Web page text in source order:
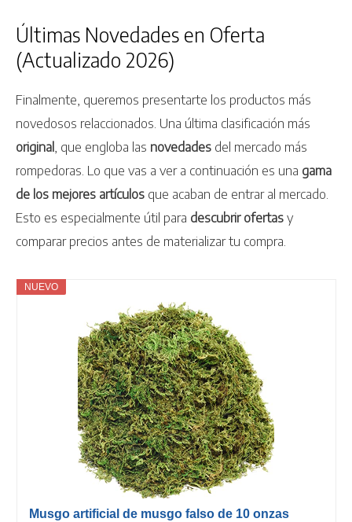
Últimas Novedades en Oferta
(Actualizado 2026)
Finalmente, queremos presentarte los productos más
novedosos relaccionados. Una última clasificación más
original, que engloba las novedades del mercado más
rompedoras. Lo que vas a ver a continuación es una gama
de los mejores artículos que acaban de entrar al mercado.
Esto es especialmente útil para descubrir ofertasy
comparar precios antes de materializar tu compra.
NUEVO
Musgo artificial de musgo falso de 10 onzas